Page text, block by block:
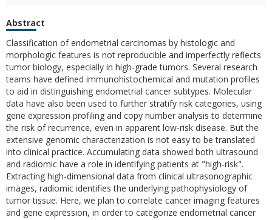
Abstract
Classification of endometrial carcinomas by histologic and
morphologic features is not reproducible and imperfectly reflects
tumor biology, especially in high-grade tumors. Several research
teams have defined immunohistochemical and mutation profiles
to aid in distinguishing endometrial cancer subtypes. Molecular
data have also been used to further stratify risk categories, using
gene expression profiling and copy number analysis to determine
the risk of recurrence, even in apparent low-risk disease. But the
extensive genomic characterization is not easy to be translated
into clinical practice. Accumulating data showed both ultrasound
and radiomic have a role in identifying patients at "high-risk".
Extracting high-dimensional data from clinical ultrasonographic
images, radiomic identifies the underlying pathophysiology of
tumor tissue. Here, we plan to correlate cancer imaging features
and gene expression, in order to categorize endometrial cancer